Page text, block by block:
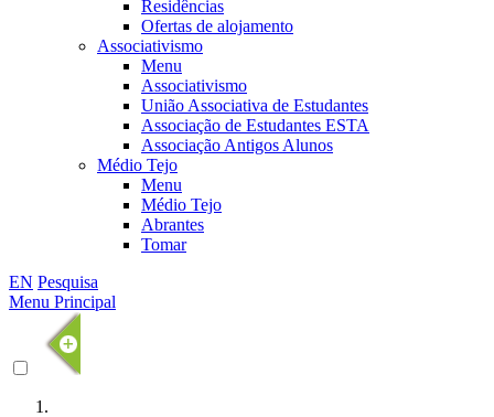
Residências
Ofertas de alojamento
Associativismo
Menu
Associativismo
União Associativa de Estudantes
Associação de Estudantes ESTA
Associação Antigos Alunos
Médio Tejo
Menu
Médio Tejo
Abrantes
Tomar
EN Pesquisa
Menu Principal